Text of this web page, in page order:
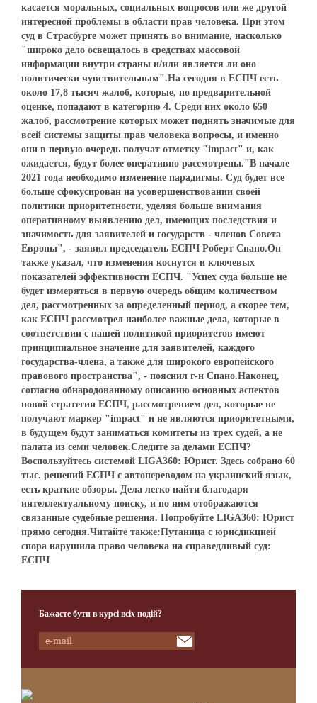
касается моральных, социальных вопросов или же другой
интересной проблемы в области прав человека. При этом
суд в Страсбурге может принять во внимание, насколько
"широко дело освещалось в средствах массовой
информации внутри страны и/или является ли оно
политически чувствительным".На сегодня в ЕСПЧ есть
около 17,8 тысяч жалоб, которые, по предварительной
оценке, попадают в категорию 4. Среди них около 650
жалоб, рассмотрение которых может поднять значимые для
всей системы защиты прав человека вопросы, и именно
они в первую очередь получат отметку "impact" и, как
ожидается, будут более оперативно рассмотрены."В начале
2021 года необходимо изменение парадигмы. Суд будет все
больше сфокусирован на усовершенствовании своей
политики приоритетности, уделяя больше внимания
оперативному выявлению дел, имеющих последствия и
значимость для заявителей и государств - членов Совета
Европы", - заявил председатель ЕСПЧ Роберт Спано.Он
также указал, что изменения коснутся и ключевых
показателей эффективности ЕСПЧ. "Успех суда больше не
будет измеряться в первую очередь общим количеством
дел, рассмотренных за определенный период, а скорее тем,
как ЕСПЧ рассмотрел наиболее важные дела, которые в
соответствии с нашей политикой приоритетов имеют
принципиальное значение для заявителей, каждого
государства-члена, а также для широкого европейского
правового пространства", - пояснил г-н Спано.Наконец,
согласно обнародованному описанию основных аспектов
новой стратегии ЕСПЧ, рассмотрением дел, которые не
получают маркер "impact" и не являются приоритетными,
в будущем будут заниматься комитеты из трех судей, а не
палата из семи человек.Следите за делами ЕСПЧ?
Воспользуйтесь системой LIGA360: Юрист. Здесь собрано 60
тыс. решений ЕСПЧ с автопереводом на украинский язык,
есть краткие обзоры. Дела легко найти благодаря
интеллектуальному поиску, и по ним отображаются
связанные судебные решения. Попробуйте LIGA360: Юрист
прямо сегодня.Читайте также:Путаница с юрисдикцией
спора нарушила право человека на справедливый суд:
ЕСПЧ
Бажаєте бути в курсі всіх подій?